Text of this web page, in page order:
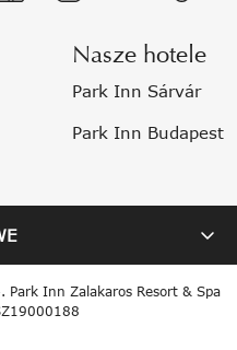
Nasze hotele
Park Inn Sárvár
Park Inn Budapest
Inn Zalakaros Resort & Spa